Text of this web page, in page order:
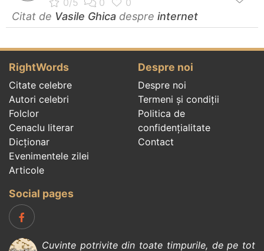
Citat de Vasile Ghica despre internet
RightWords
Citate celebre
Autori celebri
Folclor
Cenaclu literar
Dicționar
Evenimentele zilei
Articole
Despre noi
Despre noi
Termeni și condiții
Politica de
confidenţialitate
Contact
Social pages
Cuvinte potrivite din toate timpurile, de pe tot